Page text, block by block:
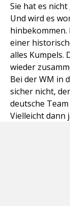
Sie hat es
Und wird es
einer
alles Kumpels.
wieder
Bei der WM in
sicher nicht,
deutsche
Vielleicht dann